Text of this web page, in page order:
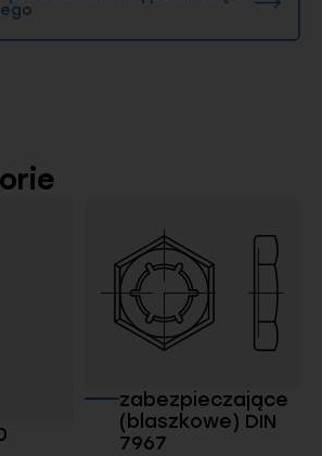
zabezpieczające
(blaszkowe) DIN
7967